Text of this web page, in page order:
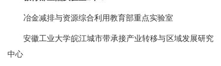
冶金减排与资源综合利用教育部重点实验室
安徽工业大学皖江城市带承接产业转移与区域发展研究
中心